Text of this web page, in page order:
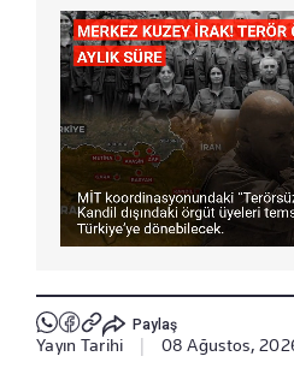
Paylaş
Yayın Tarihi 08 Ağustos,